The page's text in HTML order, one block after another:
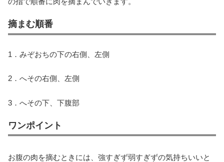
摘まむ順番
1．みぞおちの下の右側、左側
2．へその右側、左側
3．へその下、下腹部
ワンポイント
お腹の肉を摘むときには、強すぎず弱すぎずの気持ちいいと